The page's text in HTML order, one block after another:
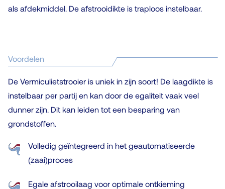
als afdekmiddel. De afstrooidikte is traploos instelbaar.
Voordelen
De Vermiculietstrooier is uniek in zijn soort! De laagdikte is
instelbaar per partij en kan door de egaliteit vaak veel
dunner zijn. Dit kan leiden tot een besparing van
grondstoffen.
Volledig geïntegreerd in het geautomatiseerde
(zaai)proces
Egale afstrooilaag voor optimale ontkieming